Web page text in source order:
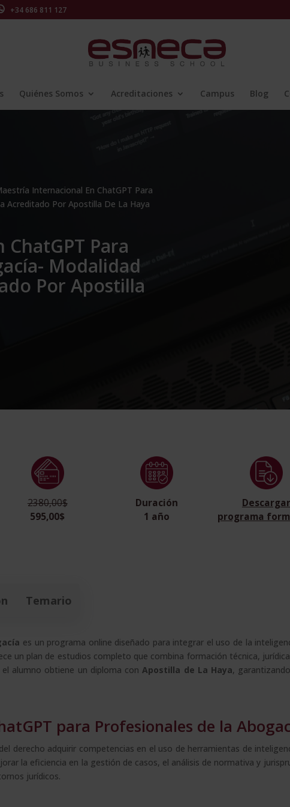
+34 686 811 127
Quiénes Somos Acreditaciones Campus Blog
Internacional En ChatGPT Para
Acreditado Por Apostilla De La Haya
Para
Modalidad
Por Apostilla
2380,00$
595,00$
Duración
1 año
Descargar
programa
Temario
es un programa online diseñado para integrar el uso de la
un plan de estudios completo que combina formación técnica,
el alumno obtiene un diploma conApostilla de La Haya,
para Profesionales de la
derecho adquirir competencias en el uso de herramientas de
la eficiencia en la gestión de casos, el análisis de normativa y
jurídicos.